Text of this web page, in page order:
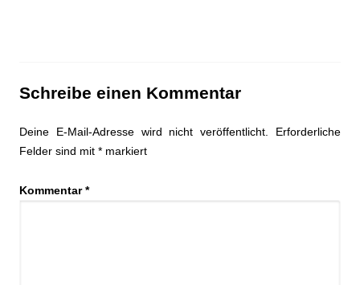
Schreibe einen Kommentar
Deine E-Mail-Adresse wird nicht veröffentlicht.
Erforderliche
Felder sind mit * markiert
Kommentar*